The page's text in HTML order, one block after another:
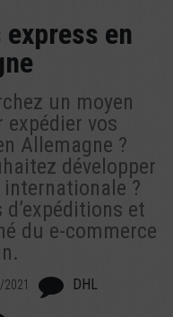
en
un moyen
vos
Allemagne ?
développer
internationale ?
et
du e-commerce
DHL